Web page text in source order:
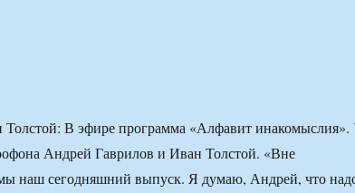
Толстой: В эфире программа «Алфавит инакомыслия».
Андрей Гаврилов и Иван Толстой. «Вне
наш сегодняшний выпуск. Я думаю, Андрей, что